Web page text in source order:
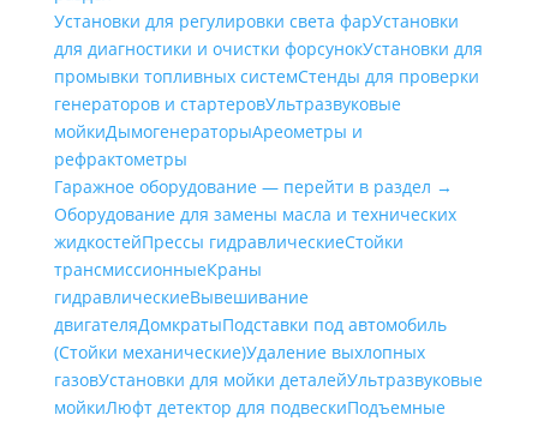
Установки для регулировки света фарУстановки
для диагностики и очистки форсунокУстановки для
промывки топливных системСтенды для проверки
генераторов и стартеровУльтразвуковые
мойкиДымогенераторыАреометры и
рефрактометры
Гаражное оборудование — перейти в раздел →
Оборудование для замены масла и технических
жидкостейПрессы гидравлическиеСтойки
трансмиссионныеКраны
гидравлическиеВывешивание
двигателяДомкратыПодставки под автомобиль
(Стойки механические)Удаление выхлопных
газовУстановки для мойки деталейУльтразвуковые
мойкиЛюфт детектор для подвескиПодъемные